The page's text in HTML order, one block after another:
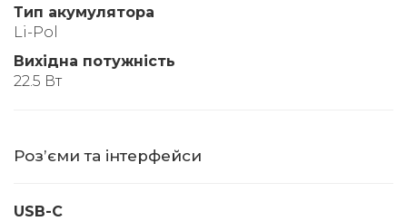
Тип акумулятора
Li-Pol
Вихідна потужність
22.5 Вт
Розʼєми та інтерфейси
USB-C